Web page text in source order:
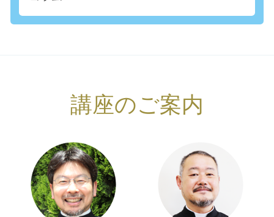
講座のご案内